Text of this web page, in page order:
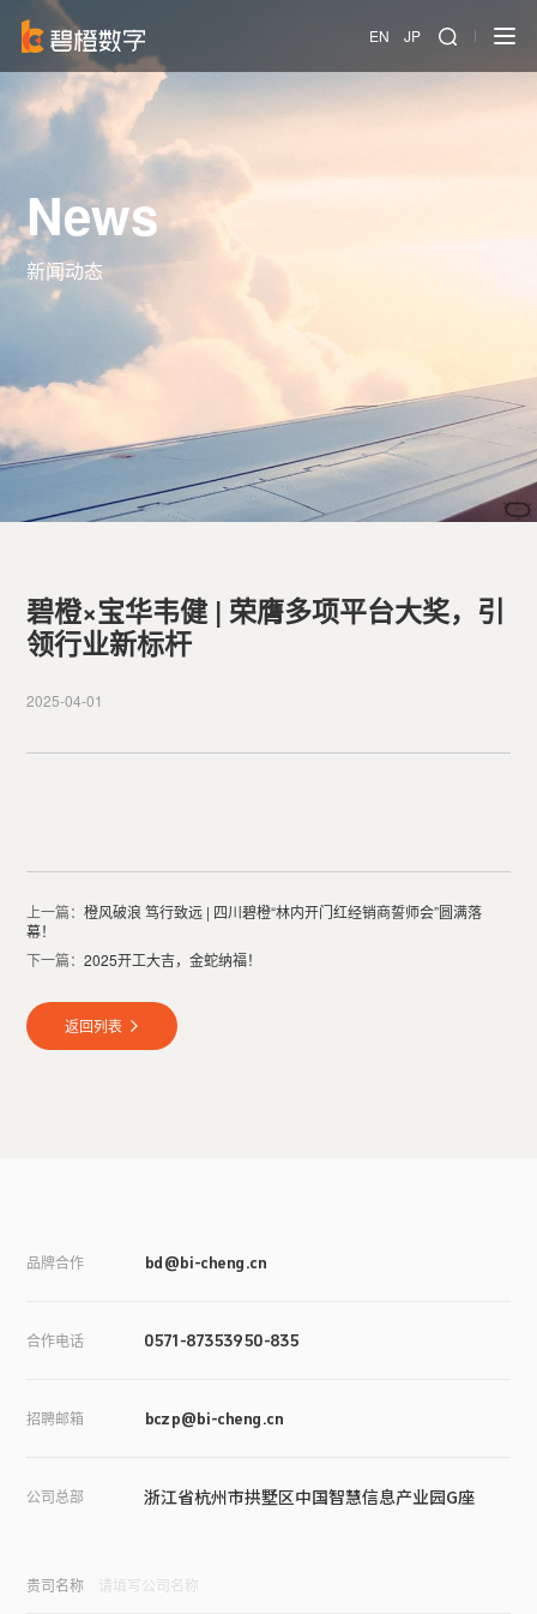
EN JP
News
新闻动态
碧橙×宝华韦健 | 荣膺多项平台大奖，引
领行业新标杆
2025-04-01
上一篇：橙风破浪 笃行致远 | 四川碧橙“林内开门红经销商誓师会”圆满落
幕！
下一篇：2025开工大吉，金蛇纳福！
返回列表
品牌合作 bd@bi-cheng.cn
合作电话 0571-87353950-835
招聘邮箱 bczp@bi-cheng.cn
公司总部 浙江省杭州市拱墅区中国智慧信息产业园G座
贵司名称